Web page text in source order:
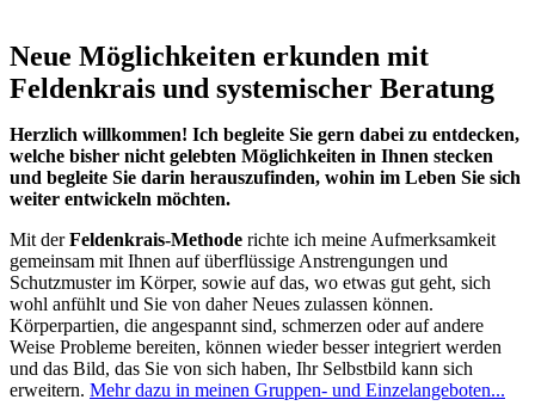
Neue Möglichkeiten erkunden mit
Feldenkrais und systemischer Beratung
Herzlich willkommen! Ich begleite Sie gern dabei zu entdecken,
welche bisher nicht gelebten Möglichkeiten in Ihnen stecken
und begleite Sie darin herauszufinden, wohin im Leben Sie sich
weiter entwickeln möchten.
Mit derFeldenkrais-Methode richte ich meine Aufmerksamkeit
gemeinsam mit Ihnen auf überflüssige Anstrengungen und
Schutzmuster im Körper, sowie auf das, wo etwas gut geht, sich
wohl anfühlt und Sie von daher Neues zulassen können.
Körperpartien, die angespannt sind, schmerzen oder auf andere
Weise Probleme bereiten, können wieder besser integriert werden
und das Bild, das Sie von sich haben, Ihr Selbstbild kann sich
erweitern. Mehr dazu in meinen Gruppen- und Einzelangeboten...